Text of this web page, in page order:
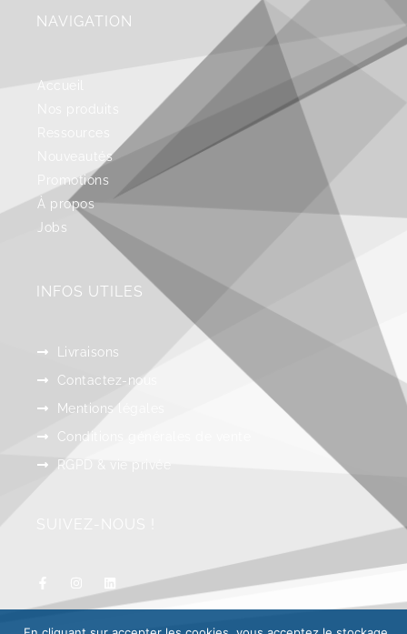
NAVIGATION
Accueil
Nouveautés
Promotions
À propos
Jobs
INFOS UTILES
Livraisons
Contactez-nous
Mentions légales
Conditions générales de vente
RGPD & vie privée